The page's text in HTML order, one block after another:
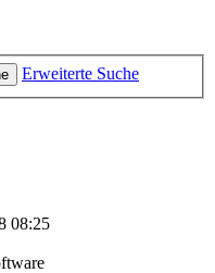
Erweiterte Suche
08:25